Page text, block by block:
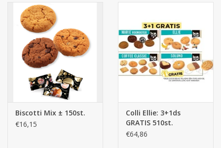
Cleaning-producten
Relatiegeschenken
Koffiemachines
Verpakking
Kantoorbenodigdheden
Biscotti Mix ± 150st.
€16,15
Colli Ellie: 3+1ds
GRATIS 510st.
€64,86